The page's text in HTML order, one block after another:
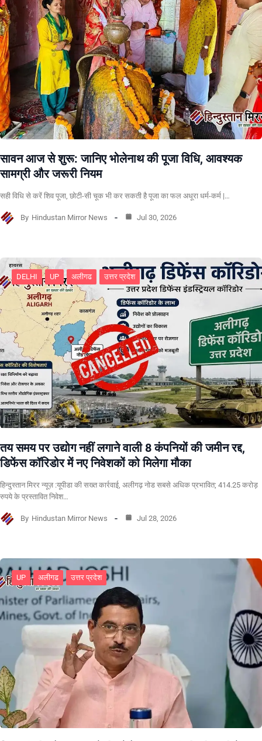
सावन आज से शुरू: जानिए भोलेनाथ की पूजा विधि, आवश्यक
सामग्री और जरूरी नियम
सही विधि से करें शिव पूजा, छोटी-सी चूक भी कर सकती है पूजा का फल अधूरा धर्म-कर्म |…
By Hindustan Mirror News Jul 30, 2026
DELHI UP अलीगढ उत्तर प्रदेश
तय समय पर उद्योग नहीं लगाने वाली 8 कंपनियों की जमीन रद्द,
डिफेंस कॉरिडोर में नए निवेशकों को मिलेगा मौका
हिन्दुस्तान मिरर न्यूज़ :यूपीडा की सख्त कार्रवाई, अलीगढ़ नोड सबसे अधिक प्रभावित; 414.25 करोड़
रुपये के प्रस्तावित निवेश…
By Hindustan Mirror News Jul 28, 2026
UP अलीगढ उत्तर प्रदेश